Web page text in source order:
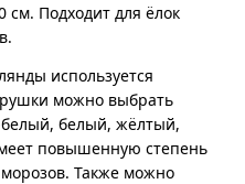
см. Подходит для ёлок
используется
можно выбрать
белый, жёлтый,
повышенную степень
Также можно